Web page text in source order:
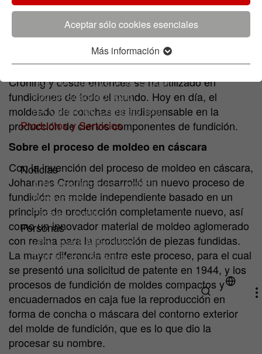
Aceptar sólo cookies esenciales
Más información
Gestión Medioambiental
Certificados
Iniciativas
Proceso de Innovación
I+D: HA Ilarduya y HA Group
Focus: Sostenibilidad
HA Centro de Competencia
Productos y Servicios
Productos
Servicios
Noticias
Artículos técnicos y noticias
Downloads
Ferias y eventos
Personas
¿Por qué HA Ilarduya?
Trabaja con Nosotros
Moldeo en Cáscara
El proceso de moldeo de cáscara fue desarrollado
originalmente por el inventor alemán Johannes
Croning y desde entonces se ha utilizado en
fundiciones de todo el mundo. Hoy en día, el
moldeado de conchas es indispensable en la
producción de ciertos componentes de fundición.
Sobre el proceso de moldeo en cáscara
Con la invención del proceso de moldeo en cáscara,
Johannes Croning desarrolló un nuevo proceso de
fundición en molde independiente basado en un
principio de producción completamente nuevo, así
como un innovador material de moldeo aglomerado
con resina para la producción de piezas fundidas.
La mayor diferencia entre este proceso, para el cual
se presentó una solicitud de patente en 1944, y los
procesos de fundición de moldes compactos y
encuadernados en caja fue la reproducción en
forma de concha o máscara del contorno exterior
del molde de fundición, que es lo que dio la
procesar su nombre.